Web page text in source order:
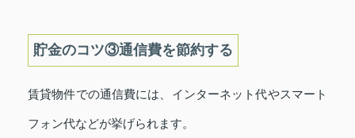
貯金のコツ③通信費を節約する
賃貸物件での通信費には、インターネット代やスマート
フォン代などが挙げられます。